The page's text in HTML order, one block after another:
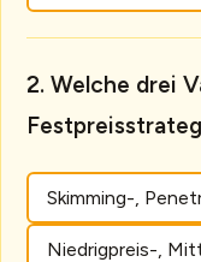
Welche drei
Skimming-,
Niedrigpreis-,